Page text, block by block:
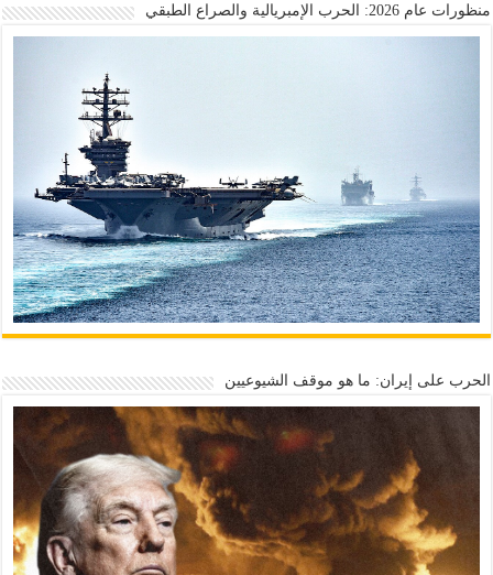
منظورات عام 2026: الحرب الإمبريالية والصراع الطبقي
الحرب على إيران: ما هو موقف الشيوعيين